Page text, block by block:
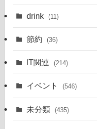
drink (11)
節約 (36)
IT関連 (214)
イベント (546)
未分類 (435)